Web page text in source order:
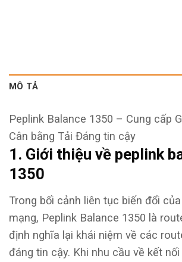
MÔ TẢ
Peplink Balance 1350 – Cung cấp
Cân bằng Tải Đáng tin cậy
1. Giới thiệu về peplink
1350
Trong bối cảnh liên tục biến đổi
mạng, Peplink Balance 1350 là
định nghĩa lại khái niệm về các
đáng tin cậy. Khi nhu cầu về kết